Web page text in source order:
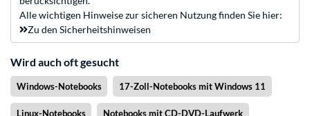
Alle wichtigen Hinweise zur sicheren Nutzung finden Sie hier:
Zu den Sicherheitshinweisen
Wird auch oft gesucht
Windows-Notebooks 17-Zoll-Notebooks mit Windows 11
Linux-Notebooks Notebooks mit CD-DVD-Laufwerk